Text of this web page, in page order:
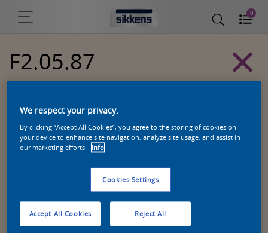
0
F2.05.87
Zoek een product in deze kleur
We respect your privacy.
By clicking “Accept All Cookies”, you agree to the storing of cookies on
your device to enhance site navigation, analyze site usage, and assist in
our marketing efforts.
Info
Cookies Settings
Reject All
Accept All Cookies